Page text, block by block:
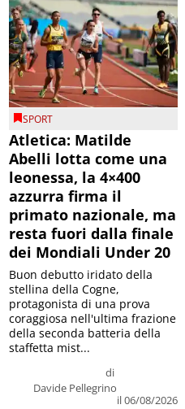
SPORT
Atletica: Matilde
Abelli lotta come una
leonessa, la 4×400
azzurra firma il
primato nazionale, ma
resta fuori dalla finale
dei Mondiali Under 20
di
Davide Pellegrino
il 06/08/2026
Buon debutto iridato della
stellina della Cogne,
protagonista di una prova
coraggiosa nell'ultima frazione
della seconda batteria della
staffetta mist...